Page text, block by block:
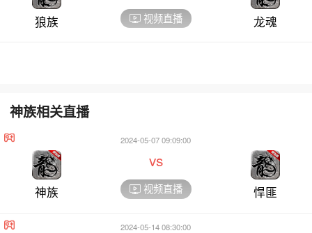
狼族 视频直播 龙魂
神族相关直播
神族
2024-05-07 09:09:00
vs
视频直播 悍匪
2024-05-14 08:30:00